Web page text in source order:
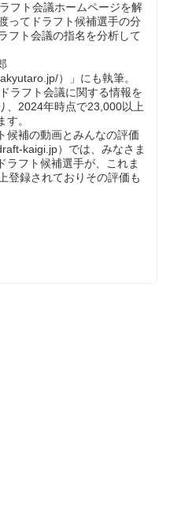
フト会議ホームページを解
ってドラフト候補選手の分
フト会議の指名を分析して
）」にも執筆。
ラフト会議に関する情報を
、2024年時点で23,000以上
。
候補の動画とみんなの評価
kaigi.jp）では、みなさま
ラフト候補選手が、これま
登録されておりその評価も